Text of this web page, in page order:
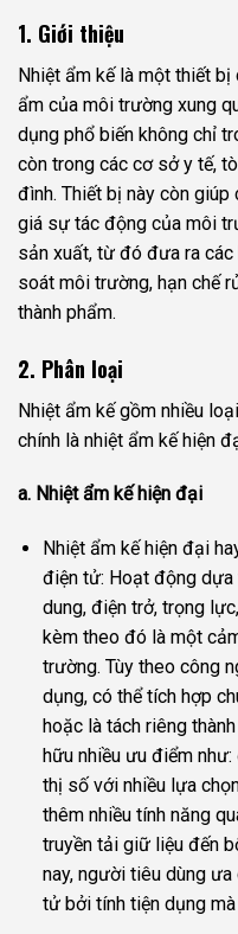
1. Giới thiệu
Nhiệt ẩm kế là một thiết
ẩm của môi trường xung
dụng phổ biến không chỉ
còn trong các cơ sở y tế,
đình. Thiết bị này còn
giá sự tác động của môi
sản xuất, từ đó đưa ra
soát môi trường, hạn chế
thành phẩm.
2. Phân loại
Nhiệt ẩm kế gồm nhiều
chính là nhiệt ẩm kế hiện
a. Nhiệt ẩm kế hiện đại
Nhiệt ẩm kế hiện đại
điện tử: Hoạt động
dung, điện trở, trọng
kèm theo đó là một
trường. Tùy theo công
dụng, có thể tích hợp
hoặc là tách riêng
hữu nhiều ưu điểm
thị số với nhiều lựa
thêm nhiều tính năng
truyền tải giữ liệu đến
nay, người tiêu dùng
tử bởi tính tiện dụng